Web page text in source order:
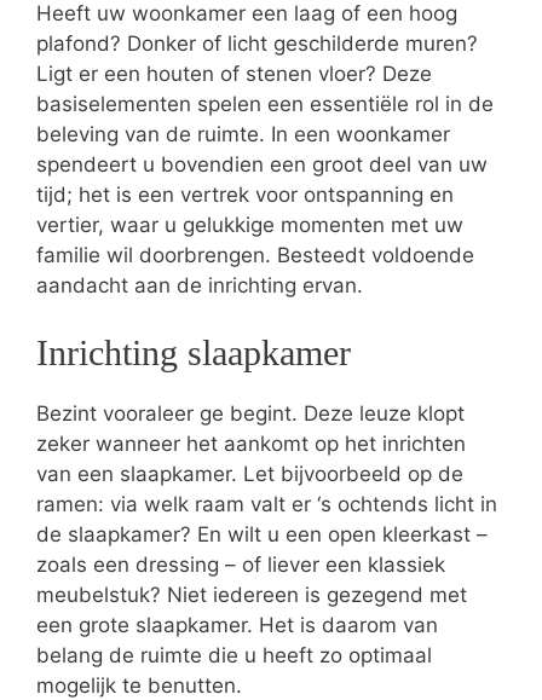
Heeft uw woonkamer een laag of een hoog
plafond? Donker of licht geschilderde muren?
Ligt er een houten of stenen vloer? Deze
basiselementen spelen een essentiële rol in de
beleving van de ruimte. In een woonkamer
spendeert u bovendien een groot deel van uw
tijd; het is een vertrek voor ontspanning en
vertier, waar u gelukkige momenten met uw
familie wil doorbrengen. Besteedt voldoende
aandacht aan de inrichting ervan.
Inrichting slaapkamer
Bezint vooraleer ge begint. Deze leuze klopt
zeker wanneer het aankomt op het inrichten
van een slaapkamer. Let bijvoorbeeld op de
ramen: via welk raam valt er ‘s ochtends licht in
de slaapkamer? En wilt u een open kleerkast –
zoals een dressing – of liever een klassiek
meubelstuk? Niet iedereen is gezegend met
een grote slaapkamer. Het is daarom van
belang de ruimte die u heeft zo optimaal
mogelijk te benutten.